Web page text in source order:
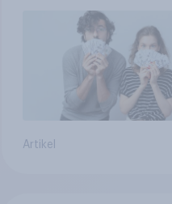
Artikel